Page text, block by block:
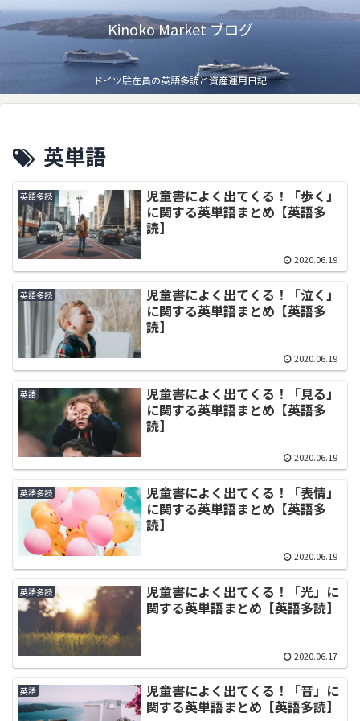
Kinoko Market ブログ
ドイツ駐在員の英語多読と資産運用日記
英単語
英語多読
児童書によく出てくる！「歩く」
に関する英単語まとめ【英語多
読】
2020.06.19
英語多読
児童書によく出てくる！「泣く」
に関する英単語まとめ【英語多
読】
2020.06.19
英語
児童書によく出てくる！「見る」
に関する英単語まとめ【英語多
読】
2020.06.19
英語多読
児童書によく出てくる！「表情」
に関する英単語まとめ【英語多
読】
2020.06.19
英語多読
児童書によく出てくる！「光」に
関する英単語まとめ【英語多読】
2020.06.17
英語
児童書によく出てくる！「音」に
関する英単語まとめ【英語多読】